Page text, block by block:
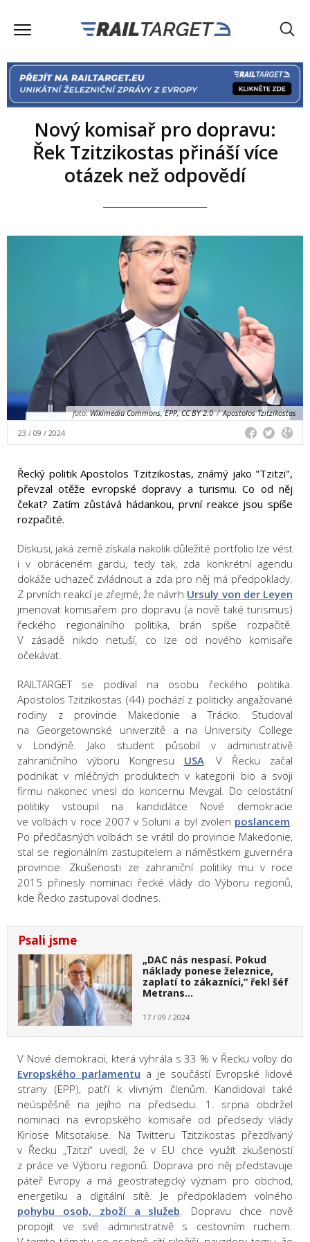
Nový komisař pro dopravu:
Řek Tzitzikostas přináší více
otázek než odpovědí
foto:Wikimedia Commons, EPP, CC BY 2.0 / Apostolos Tzitzikostas
23 / 09 / 2024
Řecký politik Apostolos Tzitzikostas, známý jako "Tzitzi",
převzal otěže evropské dopravy a turismu. Co od něj
čekat? Zatím zůstává hádankou, první reakce jsou spíše
rozpačité.
Diskusi, jaká země získala nakolik důležité portfolio lze vést
i v obráceném gardu, tedy tak, zda konkrétní agendu
dokáže uchazeč zvládnout a zda pro něj má předpoklady.
Z prvních reakcí je zřejmé, že návrh Ursuly von der Leyen
jmenovat komisařem pro dopravu (a nově také turismus)
řeckého regionálního politika, brán spíše rozpačitě.
V zásadě nikdo netuší, co lze od nového komisaře
očekávat.
RAILTARGET se podíval na osobu řeckého politika.
Apostolos Tzitzikostas (44) pochází z politicky angažované
rodiny z provincie Makedonie a Trácko. Studoval
na Georgetownské univerzitě a na University College
v Londýně. Jako student působil v administrativě
zahraničního výboru Kongresu USA. V Řecku začal
podnikat v mléčných produktech v kategorii bio a svoji
firmu nakonec vnesl do koncernu Mevgal. Do celostátní
politiky vstoupil na kandidátce Nové demokracie
ve volbách v roce 2007 v Soluni a byl zvolen poslancem.
Po předčasných volbách se vrátil do provincie Makedonie,
stal se regionálním zastupitelem a náměstkem guvernéra
provincie. Zkušenosti ze zahraniční politiky mu v roce
2015 přinesly nominaci řecké vlády do Výboru regionů,
kde Řecko zastupoval dodnes.
Psali jsme
„DAC nás nespasí. Pokud
náklady ponese železnice,
zaplatí to zákazníci,“ řekl šéf
Metrans…
17 / 09 / 2024
V Nové demokracii, která vyhrála s 33 % v Řecku volby do
Evropského parlamentu a je součástí Evropské lidové
strany (EPP), patří k vlivným členům. Kandidoval také
neúspěšně na jejího na předsedu. 1. srpna obdržel
nominaci na evropského komisaře od předsedy vlády
Kiriose Mitsotakise. Na Twitteru Tzitzikostas přezdívaný
v Řecku „Tzitzi“ uvedl, že v EU chce využít zkušeností
z práce ve Výboru regionů. Doprava pro něj představuje
páteř Evropy a má geostrategický význam pro obchod,
energetiku a digitální sítě. Je předpokladem volného
pohybu osob, zboží a služeb. Dopravu chce nově
propojit ve své administrativě s cestovním ruchem.